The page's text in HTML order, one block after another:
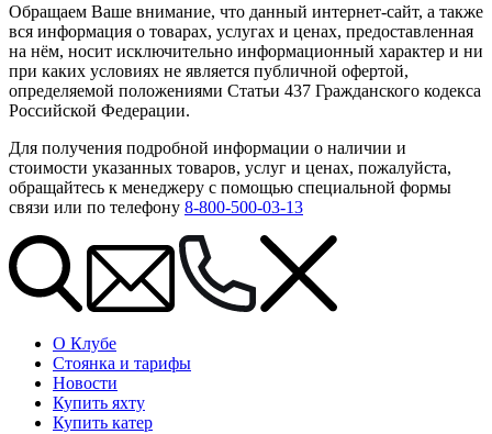
Обращаем Ваше внимание, что данный интернет-сайт, а также
вся информация о товарах, услугах и ценах, предоставленная
на нём, носит исключительно информационный характер и ни
при каких условиях не является публичной офертой,
определяемой положениями Статьи 437 Гражданского кодекса
Российской Федерации.
Для получения подробной информации о наличии и
стоимости указанных товаров, услуг и ценах, пожалуйста,
обращайтесь к менеджеру с помощью специальной формы
связи или по телефону 8-800-500-03-13
О Клубе
Стоянка и тарифы
Новости
Купить яхту
Купить катер